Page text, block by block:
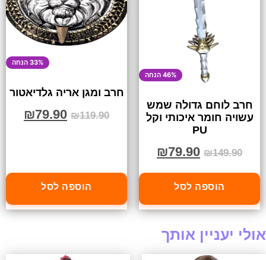
46% הנחה
חרב לוחם גדולה שמש
עשויה חומר איכותי וקל
PU
₪149.90
₪79.90
הוספה לסל
33% הנחה
חרב ומגן אריה גלדיאטור
₪119.90
₪79.90
הוספה לסל
אולי יעניין אותך